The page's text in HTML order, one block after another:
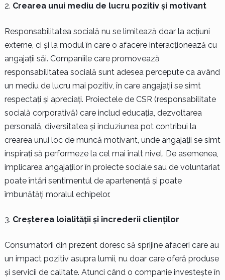
Crearea unui mediu de lucru pozitiv și motivant
Responsabilitatea socială nu se limitează doar la acțiuni
externe, ci și la modul în care o afacere interacționează cu
angajații săi. Companiile care promovează
responsabilitatea socială sunt adesea percepute ca având
un mediu de lucru mai pozitiv, în care angajații se simt
respectați și apreciați. Proiectele de CSR (responsabilitate
socială corporativă) care includ educația, dezvoltarea
personală, diversitatea și incluziunea pot contribui la
crearea unui loc de muncă motivant, unde angajații se simt
inspirați să performeze la cel mai înalt nivel. De asemenea,
implicarea angajaților în proiecte sociale sau de voluntariat
poate întări sentimentul de apartenență și poate
îmbunătăți moralul echipelor.
Creșterea loialității și încrederii clienților
Consumatorii din prezent doresc să sprijine afaceri care au
un impact pozitiv asupra lumii, nu doar care oferă produse
și servicii de calitate. Atunci când o companie investește în